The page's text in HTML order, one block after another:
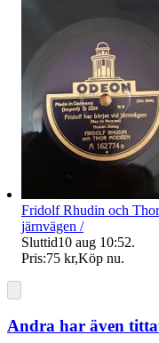
Fridolf Rhudin och
järnvägen /
Sluttid10 aug 10:52.
Pris:75 kr,Köp nu.
Andra har även